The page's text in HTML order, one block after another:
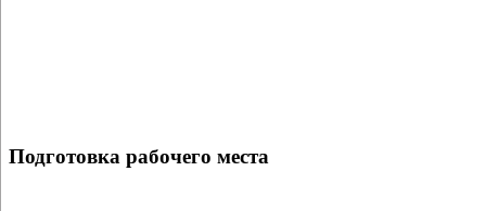
Подготовка рабочего места